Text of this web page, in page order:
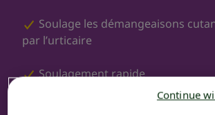
Soulage les démangeaisons
par l’urticaire
Soulagement rapide
Continue